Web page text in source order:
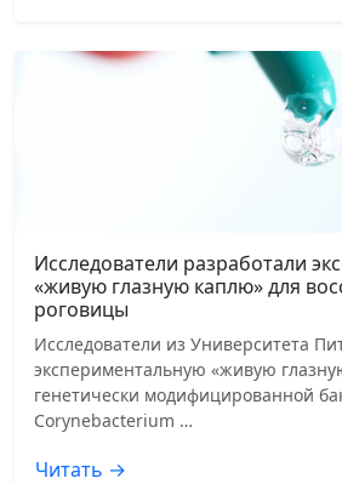
Исследователи разработали
«живую глазную каплю» для
роговицы
Исследователи из Университета
экспериментальную «живую
генетически модифицированной
Corynebacterium …
Читать →